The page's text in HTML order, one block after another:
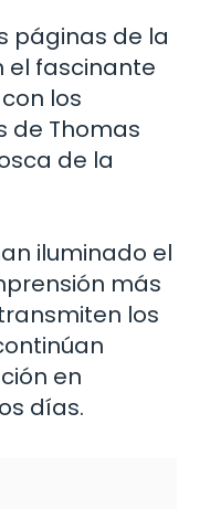
páginas de la
el fascinante
los
de Thomas
de la
iluminado el
más
los
en
días.